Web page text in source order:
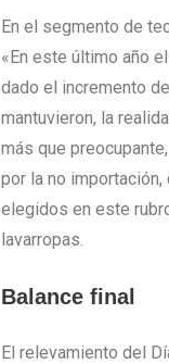
En el segmento de
«En este último año
dado el incremento
mantuvieron, la
más que
por la no
elegidos en este
lavarropas.
Balance final
El relevamiento del